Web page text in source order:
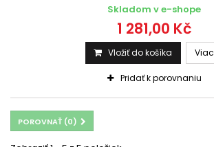
Skladom v e-shope
1 281,00 Kč
Vložiť do košíka Viac
Pridať k porovnaniu
POROVNAŤ (0)